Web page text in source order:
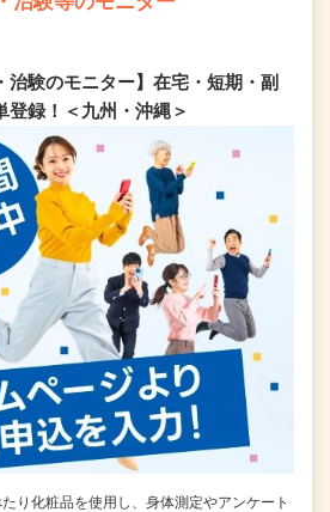
治験のモニター】在宅・短期・副
録！＜九州・沖縄＞
り化粧品を使用し、身体測定やアンケート